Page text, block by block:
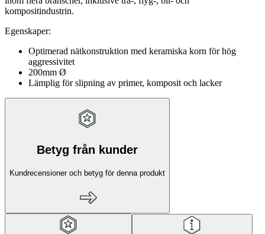
kompositindustrin.
Egenskaper:
Optimerad nätkonstruktion med keramiska korn för hög
aggressivitet
200mm Ø
Lämplig för slipning av primer, komposit och lacker
Betyg från kunder
Kundrecensioner och betyg för denna produkt